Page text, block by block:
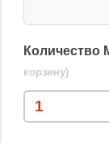
Количество
корзину)